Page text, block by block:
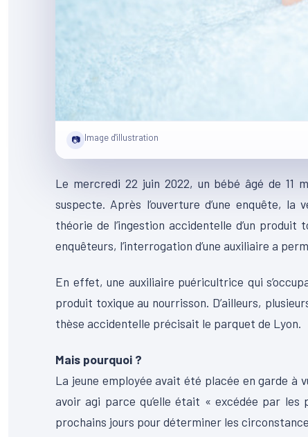
📷 Image d'illustration
Le mercredi 22 juin 2022, un bébé âgé de 11
suspecte. Après l’ouverture d’une enquête,
théorie de l’ingestion accidentelle d’un
enquêteurs, l’interrogation d’une auxiliaire a
En effet, une auxiliaire puéricultrice qui
produit toxique au nourrisson. D’ailleurs,
thèse accidentelle précisait le parquet de Lyon.
Mais pourquoi ?
La jeune employée avait été placée en garde à
avoir agi parce qu’elle était « excédée par les
prochains jours pour déterminer les